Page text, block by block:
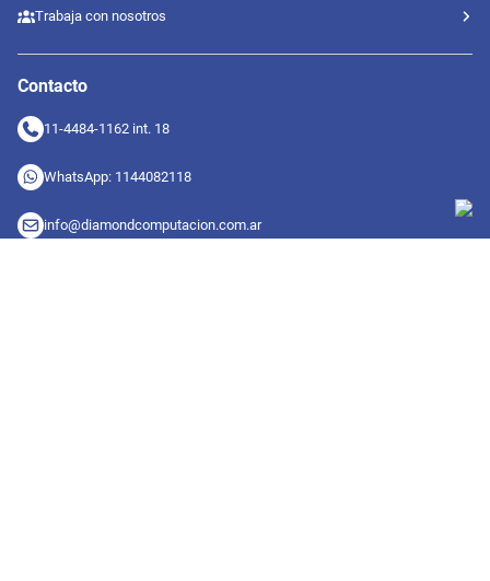
Trabaja con nosotros
Contacto
11-4484-1162 int. 18
WhatsApp: 1144082118
info@diamondcomputacion.com.ar